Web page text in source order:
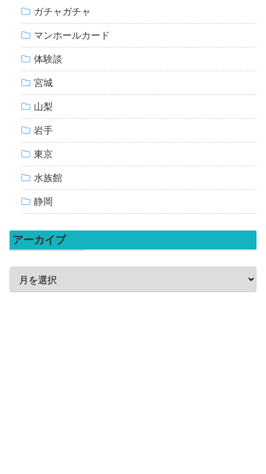
ガチャガチャ
マンホールカード
体験談
宮城
山梨
岩手
東京
水族館
静岡
アーカイブ